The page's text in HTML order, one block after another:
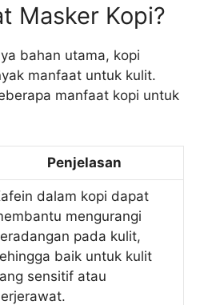
Masker Kopi?
bahan utama, kopi
manfaat untuk kulit.
manfaat kopi untuk
Penjelasan
dalam kopi dapat
mengurangi
pada kulit,
baik untuk kulit
sensitif atau